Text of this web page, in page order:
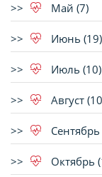
Май (7)
Июнь (19)
Июль (10)
Август
Сентябрь
Октябрь